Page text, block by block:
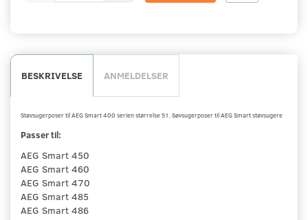
BESKRIVELSE ANMELDELSER
Støvsugerposer til AEG Smart 400 serien størrelse 51. Søvsugerposer til AEG Smart støvsugere
Passer til:
AEG Smart 450
AEG Smart 460
AEG Smart 470
AEG Smart 485
AEG Smart 486